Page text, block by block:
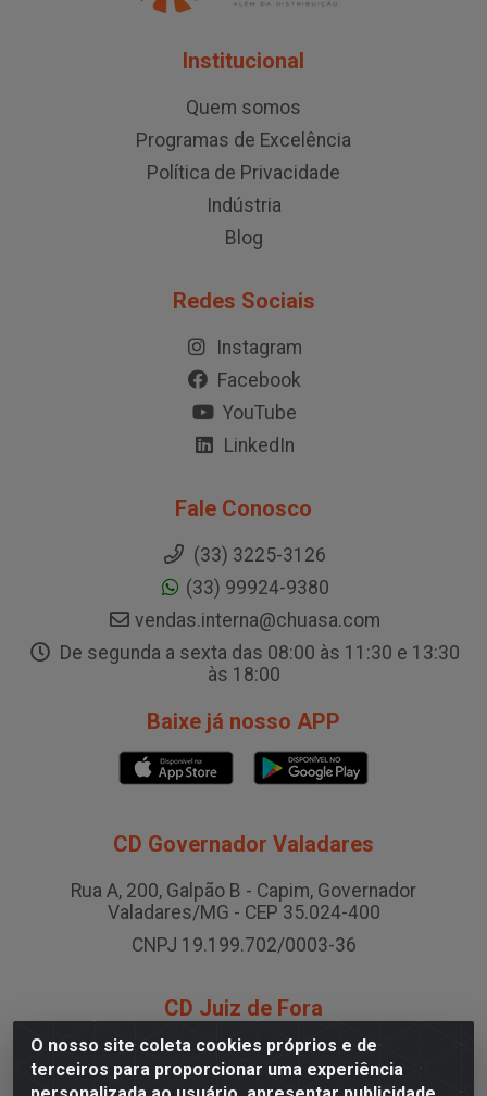
O nosso site coleta cookies próprios e de
terceiros para proporcionar uma experiência
Institucional
Quem somos
Programas de Excelência
Política de Privacidade
Indústria
Blog
Redes Sociais
Instagram
Facebook
YouTube
LinkedIn
Fale Conosco
(33) 3225-3126
(33) 99924-9380
vendas.interna@chuasa.com
De segunda a sexta das 08:00 às 11:30 e 13:30
às 18:00
Baixe já nosso APP
CD Governador Valadares
Rua A, 200, Galpão B - Capim, Governador
Valadares/MG - CEP 35.024-400
CNPJ 19.199.702/0003-36
CD Juiz de Fora
Rodovia BR-040 , Nº 0, Área B2 Condominio Brasil LOG
- São Pedro, Juiz de Fora/MG